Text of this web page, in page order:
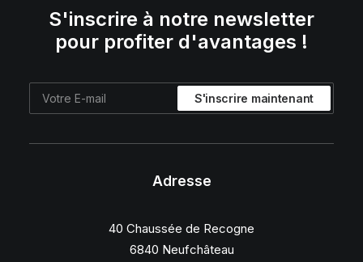
S'inscrire à notre newsletter
pour profiter d'avantages !
Adresse
40 Chaussée de Recogne
6840 Neufchâteau